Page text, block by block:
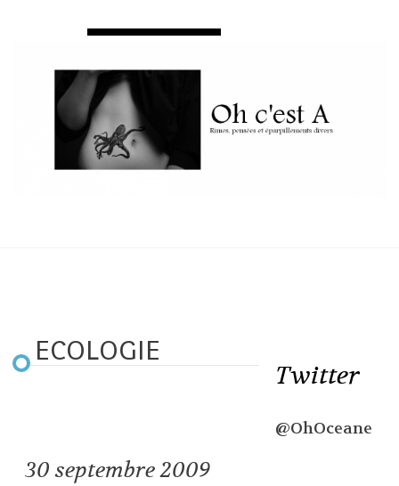
ECOLOGIE
30 septembre 2009
Twitter
@OhOceane